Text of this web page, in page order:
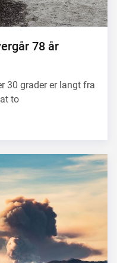
78 år
30 grader er langt fra
to